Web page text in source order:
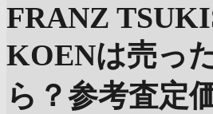
FRANZ
KOENは売っ
ら？参考査定